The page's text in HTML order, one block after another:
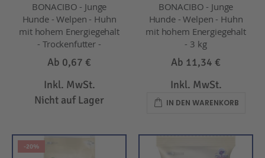
BONACIBO - Junge
Hunde - Welpen - Huhn
mit hohem Energiegehalt
- Trockenfutter -
Ab 0,67 €
Inkl. MwSt.
Nicht auf Lager
BONACIBO - Junge
Hunde - Welpen - Huhn
mit hohem Energiegehalt
- 3 kg
Ab 11,34 €
Inkl. MwSt.
IN DEN WARENKORB
-20%